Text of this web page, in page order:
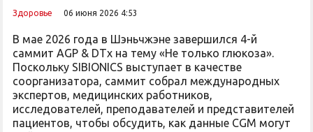
Здоровье 06 июня 2026 4:53
В мае 2026 года в Шэньчжэне завершился 4-й
саммит AGP & DTx на тему «Не только глюкоза».
Поскольку SIBIONICS выступает в качестве
соорганизатора, саммит собрал международных
экспертов, медицинских работников,
исследователей, преподавателей и представителей
пациентов, чтобы обсудить, как данные CGM могут